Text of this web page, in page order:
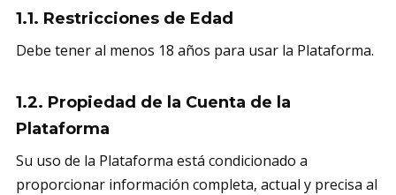
1.1. Restricciones de Edad
Debe tener al menos 18 años para usar la Plataforma.
1.2. Propiedad de la Cuenta de la
Plataforma
Su uso de la Plataforma está condicionado a
proporcionar información completa, actual y precisa al